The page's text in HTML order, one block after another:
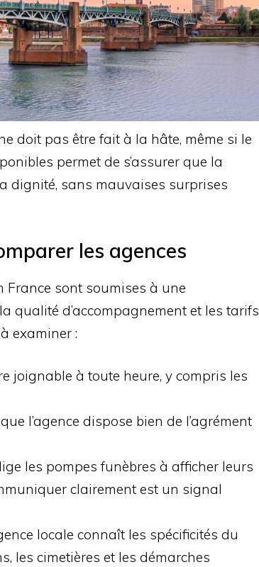
doit pas être fait à la hâte, même si le
permet de s’assurer que la
dignité, sans mauvaises surprises
les agences
France sont soumises à une
qualité d’accompagnement et les tarifs
examiner :
joignable à toute heure, y compris les
l’agence dispose bien de l’agrément
les pompes funèbres à afficher leurs
clairement est un signal
locale connaît les spécificités du
les cimetières et les démarches